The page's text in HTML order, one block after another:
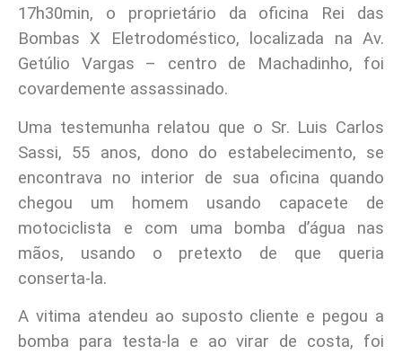
17h30min, o proprietário da oficina Rei das
Bombas X Eletrodoméstico, localizada na Av.
Getúlio Vargas – centro de Machadinho, foi
covardemente assassinado.
Uma testemunha relatou que o Sr. Luis Carlos
Sassi, 55 anos, dono do estabelecimento, se
encontrava no interior de sua oficina quando
chegou um homem usando capacete de
motociclista e com uma bomba d’água nas
mãos, usando o pretexto de que queria
conserta-la.
A vitima atendeu ao suposto cliente e pegou a
bomba para testa-la e ao virar de costa, foi